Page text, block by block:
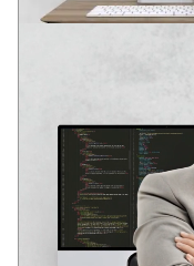
Два профильных
программного
В юном возрасте
технологий:
решений в
Опыт в различных IT
системное
бизнеса, DevOps, Full